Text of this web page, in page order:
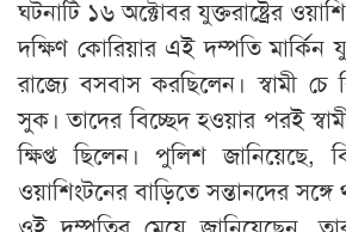
ঘটনাটি ১৬ অক্টোবর যুক্তরাষ্ট্রের
দক্ষিণ কোরিয়ার এই দম্পতি মার্কিন
রাজ্যে বসবাস করছিলেন। স্বামী চে
সুক। তাদের বিচ্ছেদ হওয়ার পরই স্বামী
ক্ষিপ্ত ছিলেন। পুলিশ জানিয়েছে,
ওয়াশিংটনের বাড়িতে সন্তানদের